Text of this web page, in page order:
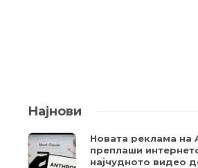
Најнови
Новата реклама на
преплаши
најчудното видео